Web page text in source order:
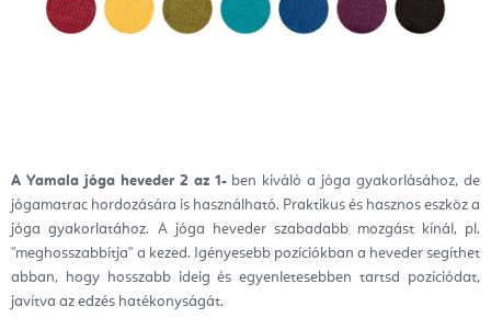
A Yamala jóga heveder 2 az 1-ben kiváló a jóga gyakorlásához, de
jógamatrac hordozására is használható. Praktikus és hasznos eszköz a
jóga gyakorlatához. A jóga heveder szabadabb mozgást kínál, pl.
"meghosszabbítja" a kezed. Igényesebb pozíciókban a heveder segíthet
abban, hogy hosszabb ideig és egyenletesebben tartsd pozíciódat,
javítva az edzés hatékonyságát.